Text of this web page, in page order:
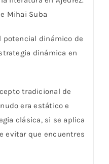
Mihai Suba
potencial dinámico de
dinámica en
tradicional de
era estático e
clásica, si se aplica
evitar que encuentres